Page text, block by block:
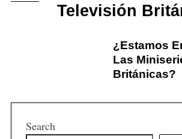
Televisión
¿Estamos
Las
Británicas?
Search